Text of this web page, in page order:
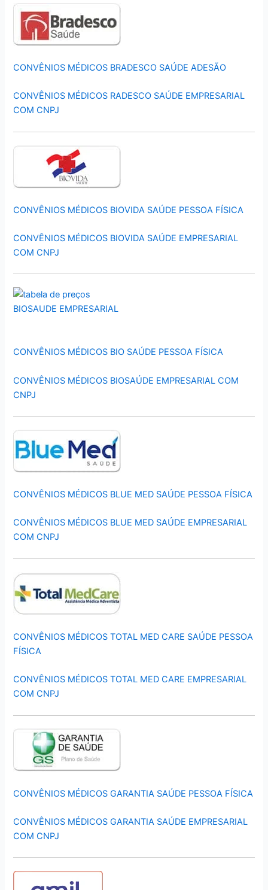
CONVÊNIOS MÉDICOS BRADESCO SAÚDE ADESÃO
CONVÊNIOS MÉDICOS RADESCO SAÚDE EMPRESARIAL
COM CNPJ
CONVÊNIOS MÉDICOS BIOVIDA SAÚDE PESSOA FÍSICA
CONVÊNIOS MÉDICOS BIOVIDA SAÚDE EMPRESARIAL
COM CNPJ
CONVÊNIOS MÉDICOS BIO SAÚDE PESSOA FÍSICA
CONVÊNIOS MÉDICOS BIOSAÚDE EMPRESARIAL COM
CNPJ
CONVÊNIOS MÉDICOS BLUE MED SAÚDE PESSOA FÍSICA
CONVÊNIOS MÉDICOS BLUE MED SAÚDE EMPRESARIAL
COM CNPJ
CONVÊNIOS MÉDICOS TOTAL MED CARE SAÚDE PESSOA
FÍSICA
CONVÊNIOS MÉDICOS TOTAL MED CARE EMPRESARIAL
COM CNPJ
CONVÊNIOS MÉDICOS GARANTIA SAÚDE PESSOA FÍSICA
CONVÊNIOS MÉDICOS GARANTIA SAÚDE EMPRESARIAL
COM CNPJ